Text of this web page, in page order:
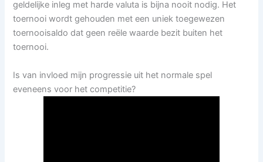
geldelijke inleg met harde valuta is bijna nooit nodig. Het
toernooi wordt gehouden met een uniek toegewezen
toernooisaldo dat geen reële waarde bezit buiten het
toernooi.
Is van invloed mijn progressie uit het normale spel
eveneens voor het competitie?